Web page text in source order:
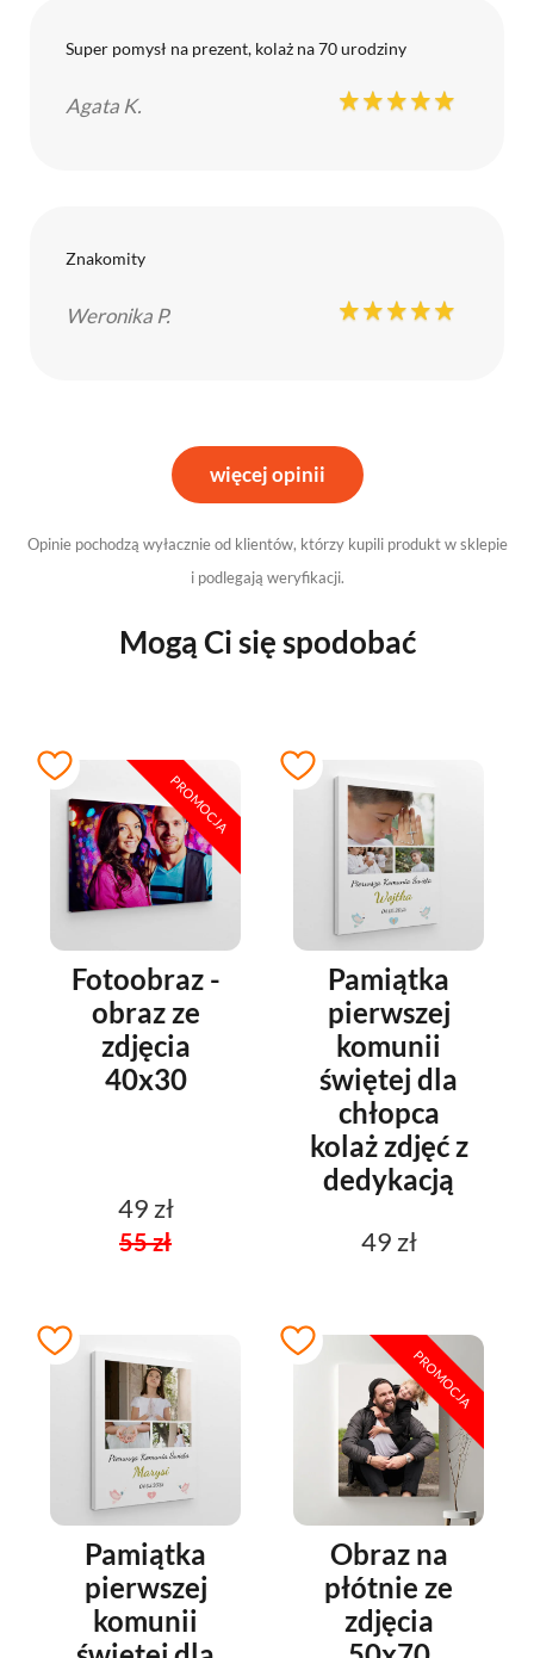
Super pomysł na prezent, kolaż na 70 urodziny
Agata K.
Znakomity
Weronika P.
więcej opinii
Opinie pochodzą wyłacznie od klientów, którzy kupili produkt w sklepie
i podlegają weryfikacji.
Mogą Ci się spodobać
PROMOCJA
Fotoobraz -
obraz ze
zdjęcia
40x30
49 zł
55 zł
Pamiątka
pierwszej
komunii
świętej dla
chłopca
kolaż zdjęć z
dedykacją
49 zł
Pamiątka
pierwszej
komunii
PROMOCJA
Obraz na
płótnie ze
zdjęcia